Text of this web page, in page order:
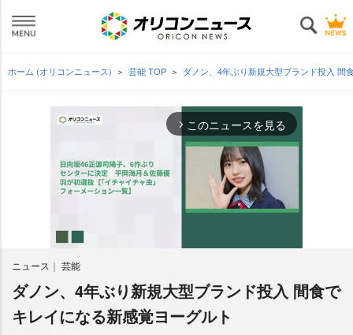
ホーム (オリコンニュース) 芸能 TOP ダノン、4年ぶり新規大型ブランド投入 間
arrow_forward_ios このニュースを見る
M
ニュース 芸能
ダノン、4年ぶり新規大型ブランド投入 間食で
キレイになる新感覚ヨーグルト